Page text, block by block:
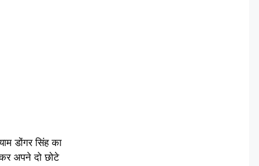
डोंगर सिंह का
अपने दो छोटे